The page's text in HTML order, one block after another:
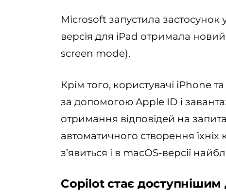
Microsoft запустила застосунок
версія для iPad отримала
screen mode).
Крім того, користувачі iPhone
за допомогою Apple ID і
отримання відповідей на
автоматичного створення
з’явиться і в macOS-версії
Copilot стає доступнішим